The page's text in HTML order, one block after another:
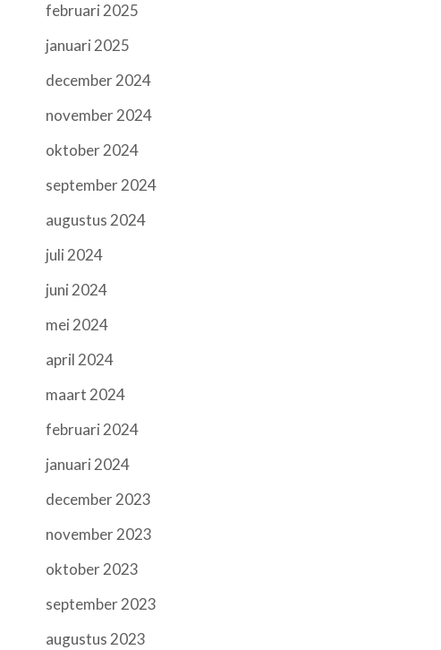
februari 2025
januari 2025
december 2024
november 2024
oktober 2024
september 2024
augustus 2024
juli 2024
juni 2024
mei 2024
april 2024
maart 2024
februari 2024
januari 2024
december 2023
november 2023
oktober 2023
september 2023
augustus 2023